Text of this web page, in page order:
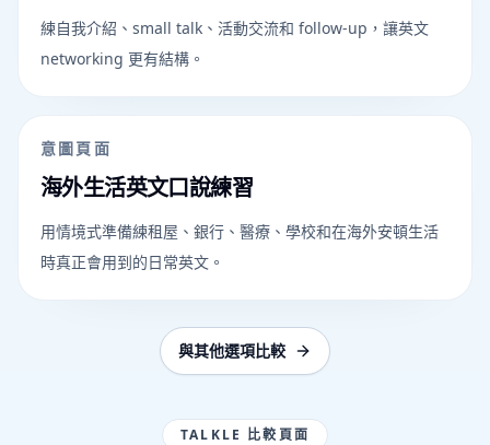
練自我介紹、small talk、活動交流和 follow-up，讓英文
networking 更有結構。
意圖頁面
海外生活英文口說練習
用情境式準備練租屋、銀行、醫療、學校和在海外安頓生活
時真正會用到的日常英文。
與其他選項比較
TALKLE 比較頁面